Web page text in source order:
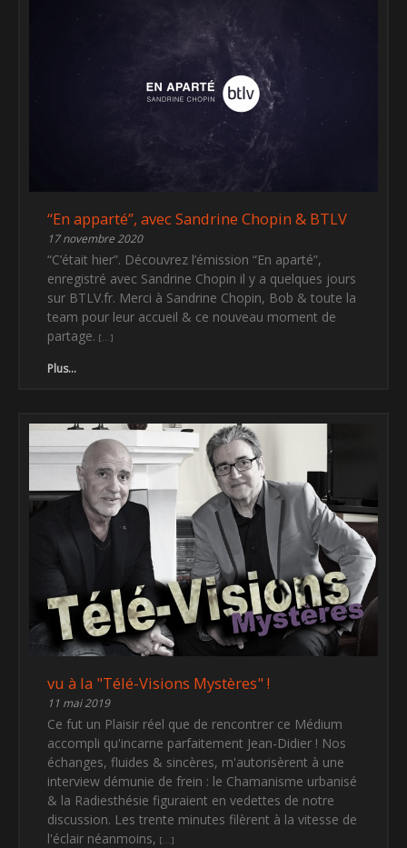
“En apparté”, avec Sandrine Chopin & BTLV
17 novembre 2020
“C’était hier”. Découvrez l’émission “En aparté”,
enregistré avec Sandrine Chopin il y a quelques jours
sur BTLV.fr. Merci à Sandrine Chopin, Bob & toute la
team pour leur accueil & ce nouveau moment de
partage.
Plus...
vu à la "Télé-Visions Mystères" !
11 mai 2019
Ce fut un Plaisir réel que de rencontrer ce Médium
accompli qu'incarne parfaitement Jean-Didier ! Nos
échanges, fluides & sincères, m'autorisèrent à une
interview démunie de frein : le Chamanisme urbanisé
& la Radiesthésie figuraient en vedettes de notre
discussion. Les trente minutes filèrent à la vitesse de
l'éclair néanmoins,